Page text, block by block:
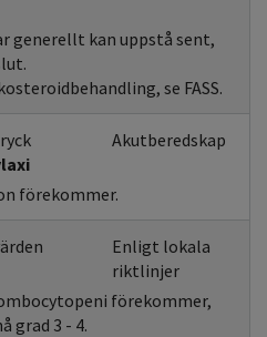
generellt kan uppstå sent,
se FASS.
Akutberedskap
förekommer.
Enligt lokala
riktlinjer
förekommer,
grad 3 - 4.